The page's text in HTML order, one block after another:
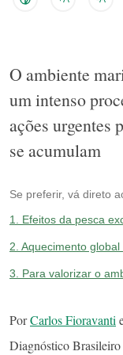
O ambiente
um intenso
ações urgentes
se acumulam
Se preferir, vá direto
1. Efeitos da pesca
2. Aquecimento global
3. Para valorizar o
PorCarlos Fioravanti
Diagnóstico